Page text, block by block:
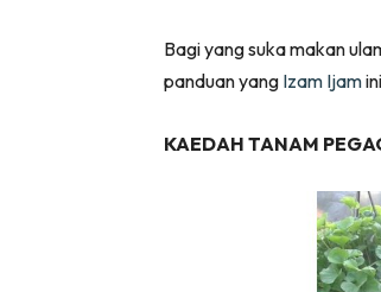
Bagi yang suka makan
panduan yang Izam Ijam
KAEDAH TANAM